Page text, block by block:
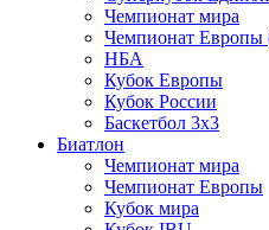
Чемпионат мира
Чемпионат Европы
НБА
Кубок Европы
Кубок России
Баскетбол 3х3
Биатлон
Чемпионат мира
Чемпионат Европы
Кубок мира